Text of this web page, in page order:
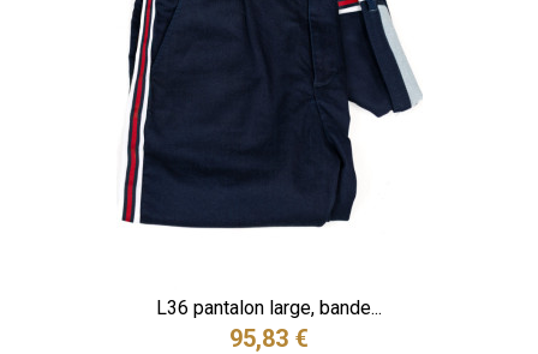
L36 pantalon large, bande...
95,83 €